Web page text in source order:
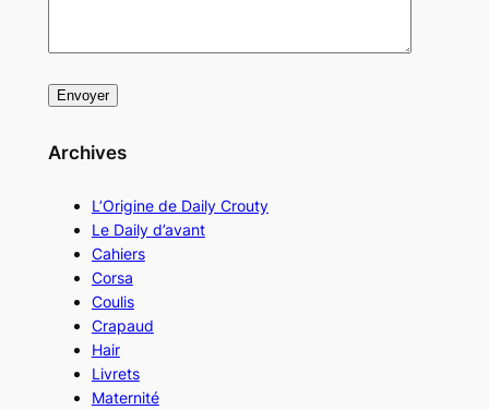
Archives
L’Origine de Daily Crouty
Le Daily d’avant
Cahiers
Corsa
Coulis
Crapaud
Hair
Livrets
Maternité